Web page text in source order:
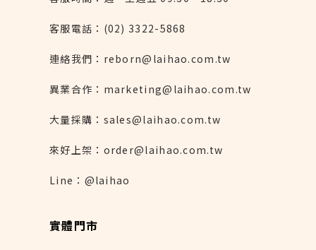
客服電話：(02) 3322-5868
連絡我們：reborn@laihao.com.tw
異業合作：marketing@laihao.com.tw
大量採購：sales@laihao.com.tw
來好上架：order@laihao.com.tw
Line：@laihao
實體門市